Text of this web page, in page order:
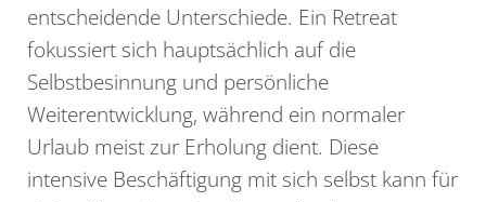
entscheidende Unterschiede. Ein Retreat
fokussiert sich hauptsächlich auf die
Selbstbesinnung und persönliche
Weiterentwicklung, während ein normaler
Urlaub meist zur Erholung dient. Diese
intensive Beschäftigung mit sich selbst kann für